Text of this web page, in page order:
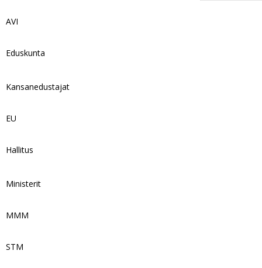
AVI
Eduskunta
Kansanedustajat
EU
Hallitus
Ministerit
MMM
STM